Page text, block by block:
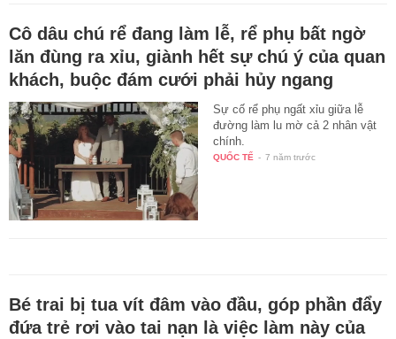
Cô dâu chú rể đang làm lễ, rể phụ bất ngờ
lăn đùng ra xỉu, giành hết sự chú ý của quan
khách, buộc đám cưới phải hủy ngang
Sự cố rể phụ ngất xỉu giữa lễ
đường làm lu mờ cả 2 nhân vật
chính.
QUỐC TẾ - 7 năm trước
Bé trai bị tua vít đâm vào đầu, góp phần đẩy
đứa trẻ rơi vào tai nạn là việc làm này của